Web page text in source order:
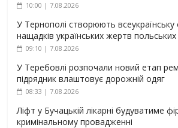
10:00 | 7.08.2026
У Тернополі створюють всеукраїнську
нащадків українських жертв польських
09:10 | 7.08.2026
У Теребовлі розпочали новий етап
підрядник влаштовує дорожній одяг
08:33 | 7.08.2026
Ліфт у Бучацькій лікарні будуватиме
кримінальному провадженні